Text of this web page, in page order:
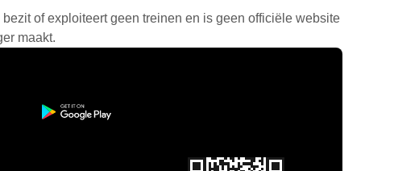
of exploiteert geen treinen en is geen officiële website
maakt.